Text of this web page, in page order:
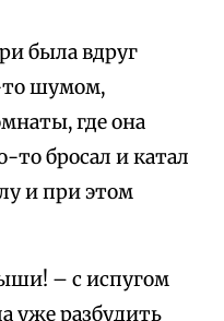
была вдруг
шумом,
где она
то бросал и катал
и при этом
– с испугом
уже разбудить